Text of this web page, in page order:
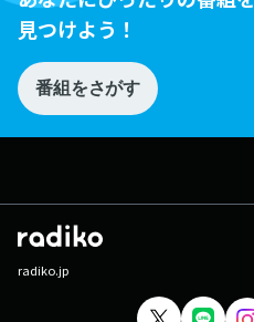
見つけよう！
番組をさがす
radiko.jp